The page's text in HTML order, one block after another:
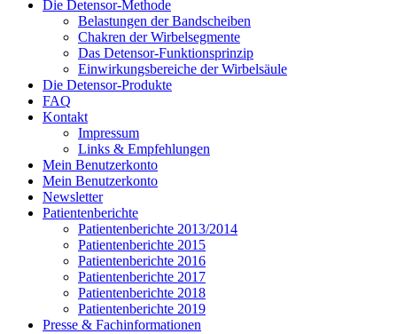
Die Detensor-Methode
Belastungen der Bandscheiben
Chakren der Wirbelsegmente
Das Detensor-Funktionsprinzip
Einwirkungsbereiche der Wirbelsäule
Die Detensor-Produkte
FAQ
Kontakt
Impressum
Links & Empfehlungen
Mein Benutzerkonto
Mein Benutzerkonto
Newsletter
Patientenberichte
Patientenberichte 2013/2014
Patientenberichte 2015
Patientenberichte 2016
Patientenberichte 2017
Patientenberichte 2018
Patientenberichte 2019
Presse & Fachinformationen